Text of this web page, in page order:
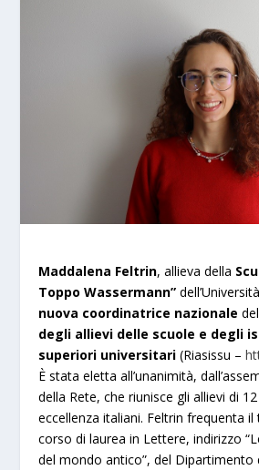
Maddalena Feltrin, allieva della
Toppo Wassermann”
nuova coordinatrice nazionale
degli allievi delle scuole e degli
superiori universitari(Riasissu –
È stata eletta all’unanimità,
della Rete, che riunisce gli allievi di
eccellenza italiani. Feltrin frequenta
corso di laurea in Lettere, indirizzo
del mondo antico”, del Dipartimento